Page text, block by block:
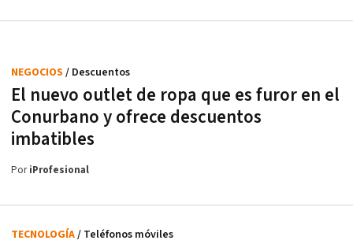
El nuevo outlet de ropa que es furor en el
Conurbano y ofrece descuentos
imbatibles
NEGOCIOS / Descuentos
PoriProfesional
TECNOLOGÍA/ Teléfonos móviles